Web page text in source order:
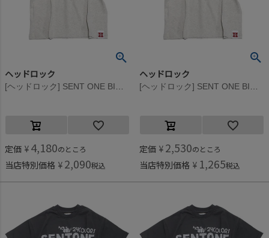
ヘッドロック
定価 ¥ 4,180のところ
当店特別価格 ¥ 2,090税込
ヘッドロック
定価 ¥ 2,530のところ
当店特別価格 ¥ 1,265税込